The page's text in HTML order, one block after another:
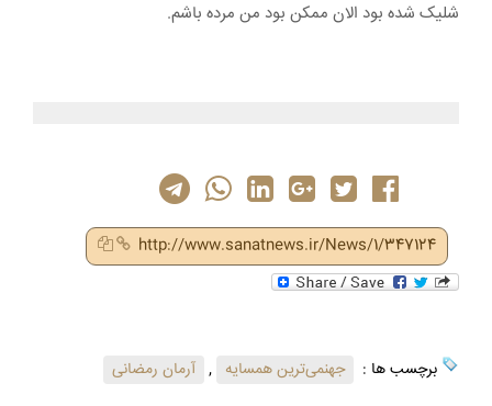
شلیک شده بود الان ممکن بود من مرده باشم.
http://www.sanatnews.ir/News/1/347124
برچسب ها : جهنمی‌ترین همسایه‌ , آرمان رمضانی